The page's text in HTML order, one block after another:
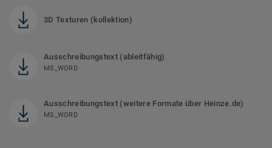
3D Texturen (kollektion)
Ausschreibungstext (ableitfähig)
MS_WORD
Ausschreibungstext (weitere Formate über Heinze.de)
MS_WORD